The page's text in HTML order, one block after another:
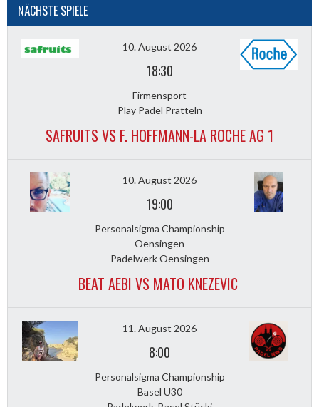
NÄCHSTE SPIELE
10. August 2026
18:30
Firmensport
Play Padel Pratteln
SAFRUITS VS F. HOFFMANN-LA ROCHE AG 1
10. August 2026
19:00
Personalsigma Championship
Oensingen
Padelwerk Oensingen
BEAT AEBI VS MATO KNEZEVIC
11. August 2026
8:00
Personalsigma Championship
Basel U30